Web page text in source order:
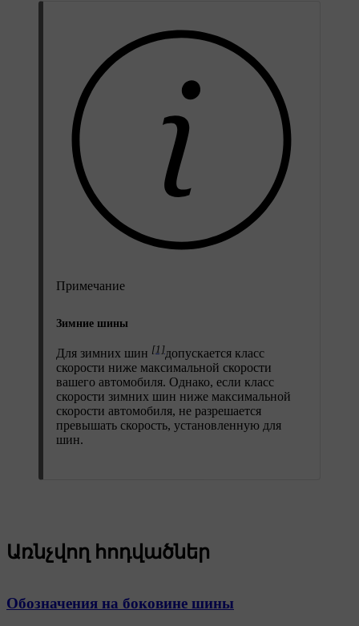
Примечание
Зимние шины
Для зимних шин [1]допускается класс
скорости ниже максимальной скорости
вашего автомобиля. Однако, если класс
скорости зимних шин ниже максимальной
скорости автомобиля, не разрешается
превышать скорость, установленную для
шин.
Առնչվող հոդվածներ
Обозначения на боковине шины